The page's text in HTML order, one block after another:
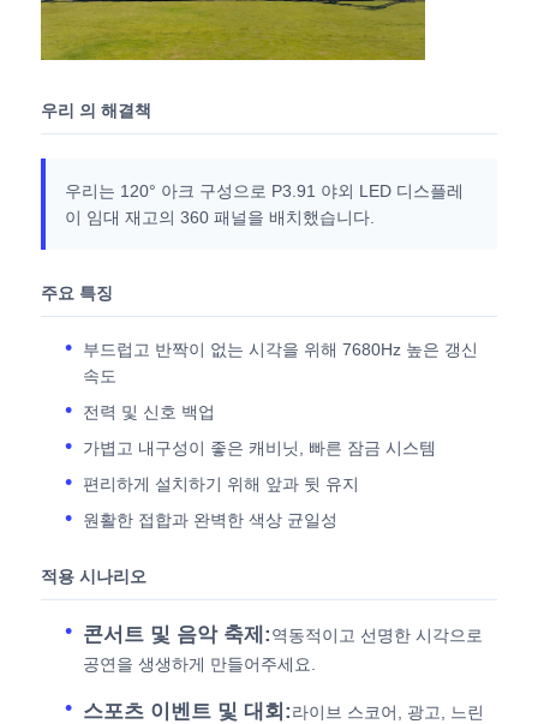
SMD LED 화면
야외 LED 디스플레이 보드
옥외 지도된 ​​게시판
우리 의 해결책
우리는 120° 아크 구성으로 P3.91 야외 LED 디스플레
이 임대 재고의 360 패널을 배치했습니다.
주요 특징
부드럽고 반짝이 없는 시각을 위해 7680Hz 높은 갱신
속도
전력 및 신호 백업
가볍고 내구성이 좋은 캐비닛, 빠른 잠금 시스템
편리하게 설치하기 위해 앞과 뒷 유지
원활한 접합과 완벽한 색상 균일성
적용 시나리오
콘서트 및 음악 축제:역동적이고 선명한 시각으로
공연을 생생하게 만들어주세요.
스포츠 이벤트 및 대회:라이브 스코어, 광고, 느린